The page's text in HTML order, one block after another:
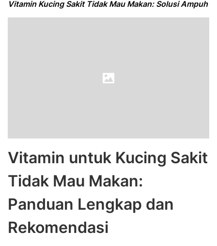
Vitamin Kucing Sakit Tidak Mau Makan: Solusi Ampuh
Vitamin untuk Kucing Sakit
Tidak Mau Makan:
Panduan Lengkap dan
Rekomendasi